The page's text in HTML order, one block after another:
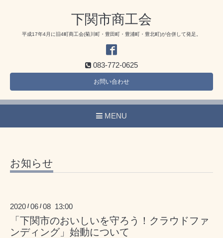
下関市商工会
平成17年4月に旧4町商工会(菊川町・豊田町・豊浦町・豊北町)が合併して発足。
083-772-0625
お問い合わせ
MENU
お知らせ
2020 /06 /08 13:00
「下関市のおいしいを守ろう！クラウドファ
ンディング」始動について